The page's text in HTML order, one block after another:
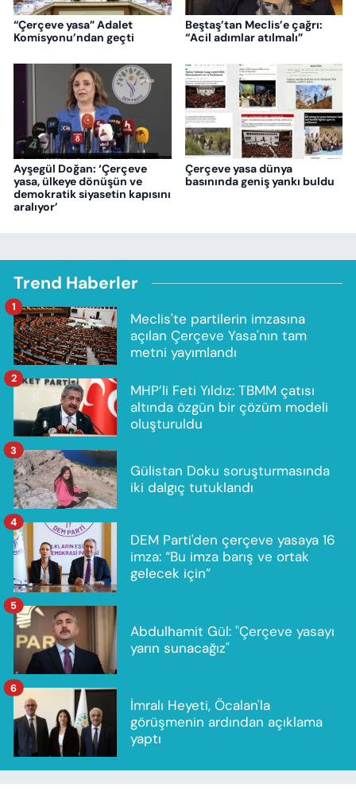
“Çerçeve yasa” Adalet
Komisyonu’ndan geçti
Beştaş’tan Meclis’e çağrı:
“Acil adımlar atılmalı”
Ayşegül Doğan: ‘Çerçeve
yasa, ülkeye dönüşün ve
demokratik siyasetin kapısını
aralıyor’
Çerçeve yasa dünya
basınında geniş yankı buldu
Trend Haberler
Meclis'te partilerin imzasına
açılan Çerçeve Yasa'nın tam
metni yayımlandı
1
MHP’li Feti Yıldız: TBMM çatısı
altında özgün bir çözüm modeli
oluşturuldu
2
Gülistan Doku soruşturmasında
iki dalgıç tutuklandı
3
DEM Parti'den çerçeve yasaya 16
imza: “Bu imza barış ve ortak
gelecek için”
4
Abdulhamit Gül: "Çerçeve yasayı
yarın sunacağız"
5
İmralı Heyeti, Öcalan'la
görüşmenin ardından açıklama
yaptı
6